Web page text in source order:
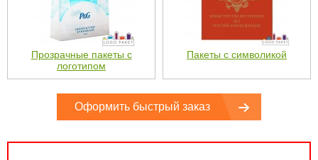
Прозрачные пакеты с
логотипом
Пакеты с символикой
Оформить быстрый заказ